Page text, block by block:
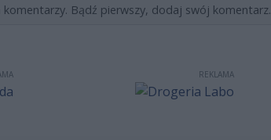
komentarzy. Bądź pierwszy, dodaj swój komentarz.
REKLAMA